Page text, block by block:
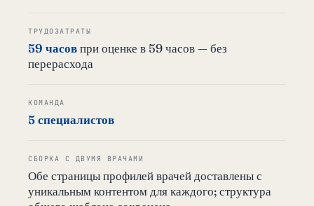
ТРУДОЗАТРАТЫ
59 часовпри оценке в 59 часов — без
перерасхода
КОМАНДА
5 специалистов
СБОРКА С ДВУМЯ ВРАЧАМИ
Обе страницы профилей врачей доставлены с
уникальным контентом для каждого; структура